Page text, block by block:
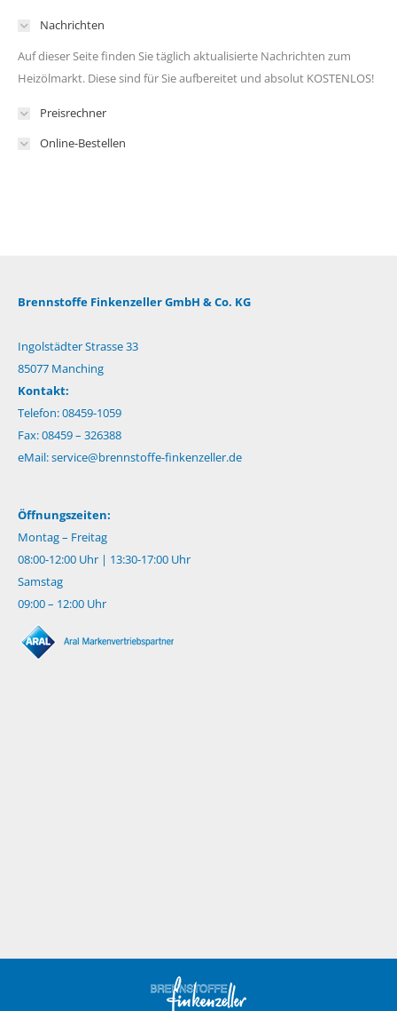
Nachrichten
Auf dieser Seite finden Sie täglich aktualisierte Nachrichten zum
Heizölmarkt. Diese sind für Sie aufbereitet und absolut KOSTENLOS!
Preisrechner
Online-Bestellen
Brennstoffe Finkenzeller GmbH & Co. KG
Ingolstädter Strasse 33
85077 Manching
Kontakt:
Telefon: 08459-1059
Fax: 08459 – 326388
eMail:service@brennstoffe-finkenzeller.de
Öffnungszeiten:
Montag – Freitag
08:00-12:00 Uhr | 13:30-17:00 Uhr
Samstag
09:00 – 12:00 Uhr